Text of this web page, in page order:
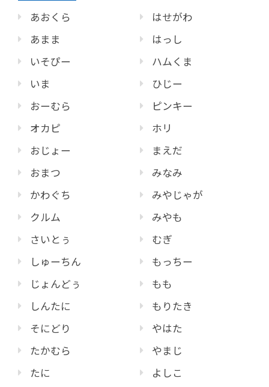
あおくら
あまま
いそぴー
いま
おーむら
オカピ
おじょー
おまつ
かわぐち
クルム
さいとぅ
しゅーちん
じょんどぅ
しんたに
そにどり
たかむら
たに
はせがわ
はっし
ハムくま
ひじー
ピンキー
ホリ
まえだ
みなみ
みやじゃが
みやも
むぎ
もっちー
もも
もりたき
やはた
やまじ
よしこ